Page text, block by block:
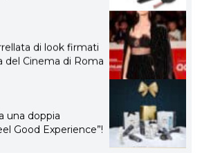
una doppia
Good Experience”!
la sua innovativa ed
di prodotti